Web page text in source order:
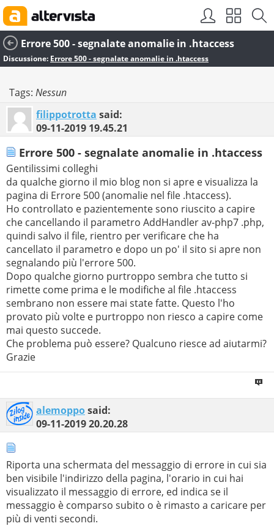
Errore 500 - segnalate anomalie in .htaccess
Discussione: Errore 500 - segnalate anomalie in .htaccess
Tags: Nessun
filippotrotta said:
09-11-2019 19.45.21
Errore 500 - segnalate anomalie in .htaccess
Gentilissimi colleghi
da qualche giorno il mio blog non si apre e visualizza la
pagina di Errore 500 (anomalie nel file .htaccess).
Ho controllato e pazientemente sono riuscito a capire
che cancellando il parametro AddHandler av-php7 .php,
quindi salvo il file, rientro per verificare che ha
cancellato il parametro e dopo un po' il sito si apre non
segnalando più l'errore 500.
Dopo qualche giorno purtroppo sembra che tutto si
rimette come prima e le modifiche al file .htaccess
sembrano non essere mai state fatte. Questo l'ho
provato più volte e purtroppo non riesco a capire come
mai questo succede.
Che problema può essere? Qualcuno riesce ad aiutarmi?
Grazie
alemopposaid:
09-11-201920.20.28
Riporta una schermata del messaggio di errore in cui sia
ben visibile l'indirizzo della pagina, l'orario in cui hai
visualizzato il messaggio di errore, ed indica se il
messaggio è comparso subito o è rimasto a caricare per
più di venti secondi.